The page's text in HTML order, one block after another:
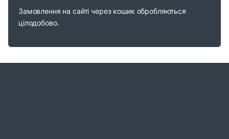
Замовлення на сайті через кошик обробляються
цілодобово.